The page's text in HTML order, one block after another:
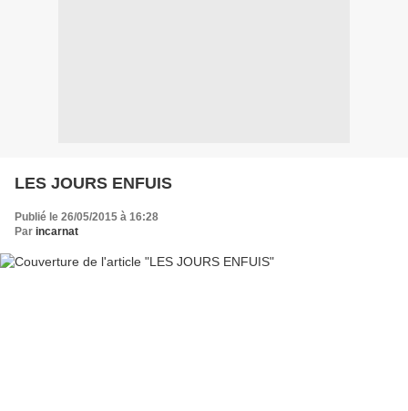
LES JOURS ENFUIS
Publié le 26/05/2015 à 16:28
Par incarnat